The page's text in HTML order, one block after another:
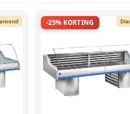
-25% KORTING